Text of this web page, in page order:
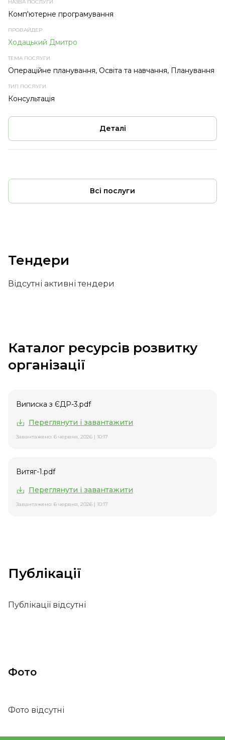
Комп'ютерне програмування
Ходацький Дмитро
Операційне планування, Освіта та навчання, Планування
Консультація
Деталі
Всі послуги
Тендери
Відсутні активні тендери
Каталог ресурсів розвитку
організації
Виписка з ЄДР-3.pdf
Переглянути і завантажити
Завантажено: 6 червня, 2026 | 10:17
Витяг-1.pdf
Переглянути і завантажити
Завантажено: 6 червня, 2026 | 10:17
Публікації
Публікації відсутні
Фото
Фото відсутні